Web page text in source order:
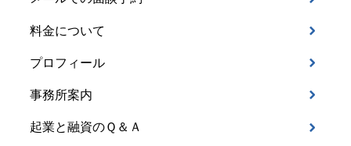
料金について
プロフィール
事務所案内
起業と融資のＱ＆Ａ